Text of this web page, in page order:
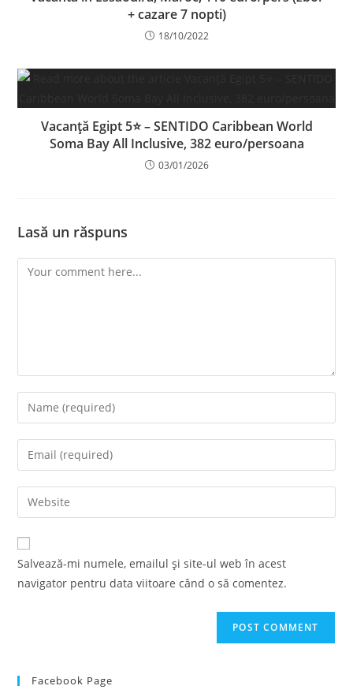
+ cazare 7 nopti)
18/10/2022
Vacanță Egipt 5⭐ – SENTIDO Caribbean World
Soma Bay All Inclusive, 382 euro/persoana
03/01/2026
Lasă un răspuns
Comment
Enter
your
name
comment
Enter
your
email
address
comment
Enter
your
website
URL
Salvează-mi numele, emailul și site-ul web în acest
navigator pentru data viitoare când o să comentez.
Facebook Page